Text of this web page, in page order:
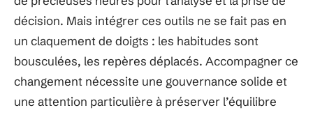
décision. Mais intégrer ces outils ne se fait pas en
un claquement de doigts : les habitudes sont
bousculées, les repères déplacés. Accompagner ce
changement nécessite une gouvernance solide et
une attention particulière à préserver l’équilibre